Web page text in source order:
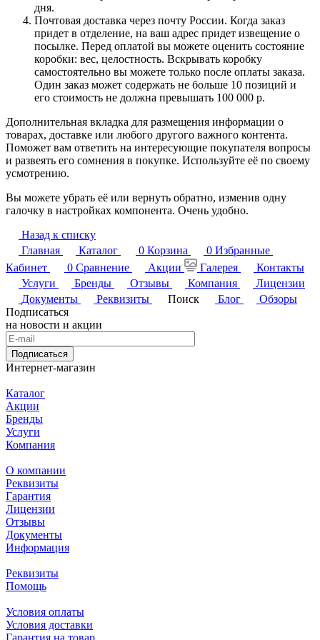
дня.
Почтовая доставка через почту России. Когда заказ
придет в отделение, на ваш адрес придет извещение о
посылке. Перед оплатой вы можете оценить состояние
коробки: вес, целостность. Вскрывать коробку
самостоятельно вы можете только после оплаты заказа.
Один заказ может содержать не больше 10 позиций и
его стоимость не должна превышать 100 000 р.
Дополнительная вкладка для размещения информации о
товарах, доставке или любого другого важного контента.
Поможет вам ответить на интересующие покупателя вопросы
и развеять его сомнения в покупке. Используйте её по своему
усмотрению.
Вы можете убрать её или вернуть обратно, изменив одну
галочку в настройках компонента. Очень удобно.
Назад к списку
Главная
Каталог 0 Корзина 0 Избранные
Кабинет
0 Сравнение Акции Галерея
Контакты
Услуги
Бренды Отзывы Компания
Лицензии
Документы
Реквизиты Поиск Блог
Обзоры
Подписаться
на новости и акции
Подписаться
Интернет-магазин
Каталог
Акции
Бренды
Услуги
Компания
О компании
Реквизиты
Гарантия
Лицензии
Отзывы
Документы
Информация
Реквизиты
Помощь
Условия оплаты
Условия доставки
Гарантия на товар